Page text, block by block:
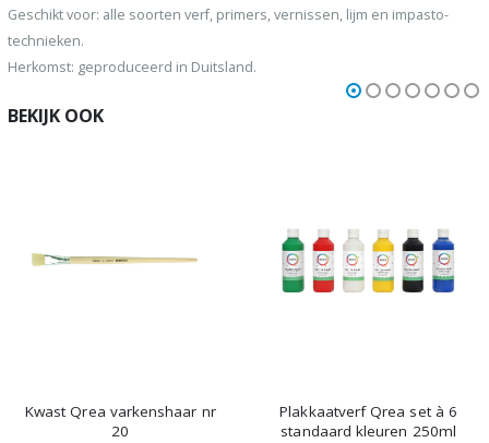
Geschikt voor: alle soorten verf, primers, vernissen, lijm en impasto-
technieken.
Herkomst: geproduceerd in Duitsland.
BEKIJK OOK
Kwast Qrea varkenshaar nr
20
Plakkaatverf Qrea set à 6
standaard kleuren 250ml